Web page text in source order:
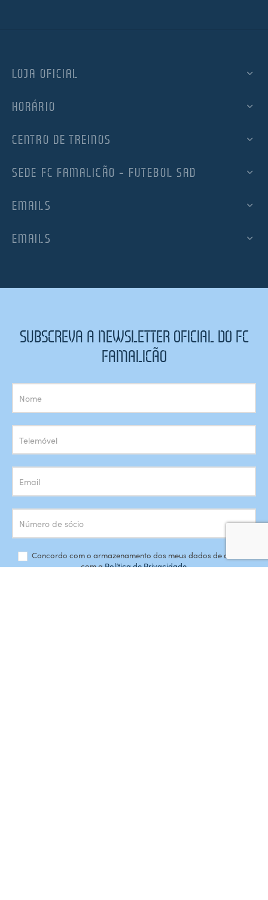
LOJA OFICIAL
HORÁRIO
CENTRO DE TREINOS
SEDE FC FAMALICÃO – FUTEBOL SAD
EMAILS
EMAILS
SUBSCREVA A NEWSLETTER OFICIAL DO FC
FAMALICÃO
Subscrição
Newsletter
Concordo com o armazenamento dos meus dados de acordo
com aPolítica de Privacidade